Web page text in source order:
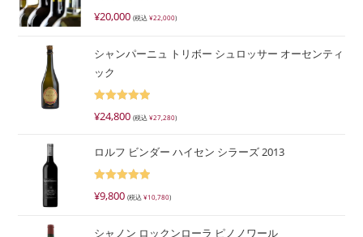
¥20,000 (税込¥22,000)
シャンパーニュ トリボー シュロッサー オーセンティ
ック
¥24,800 (税込¥27,280)
ロルフ ビンダー ハイセン シラーズ 2013
¥9,800 (税込¥10,780)
シャノン ロックンローラ ピノノワール